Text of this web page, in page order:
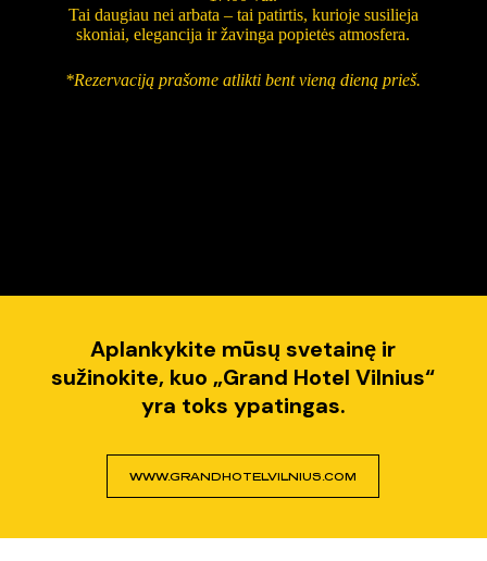
Tai daugiau nei arbata – tai patirtis, kurioje susilieja
skoniai, elegancija ir žavinga popietės atmosfera.
*Rezervaciją prašome atlikti bent vieną dieną prieš.
Aplankykite mūsų svetainę ir
sužinokite, kuo „Grand Hotel Vilnius“
yra toks ypatingas.
WWW.GRANDHOTELVILNIUS.COM